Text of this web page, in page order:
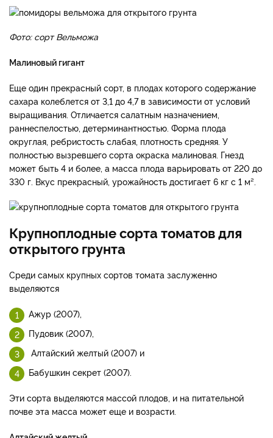
Фото: сорт Вельможа
Малиновый гигант
Еще один прекрасный сорт, в плодах которого содержание
сахара колеблется от 3,1 до 4,7 в зависимости от условий
выращивания. Отличается салатным назначением,
раннеспелостью, детерминантностью. Форма плода
округлая, ребристость слабая, плотность средняя. У
полностью вызревшего сорта окраска малиновая. Гнезд
может быть 4 и более, а масса плода варьировать от 220 до
330 г. Вкус прекрасный, урожайность достигает 6 кг с 1 м².
Крупноплодные сорта томатов для
открытого грунта
Среди самых крупных сортов томата заслуженно
выделяются
Ажур (2007),
Пудовик (2007),
Алтайский желтый (2007) и
Бабушкин секрет (2007).
Эти сорта выделяются массой плодов, и на питательной
почве эта масса может еще и возрасти.